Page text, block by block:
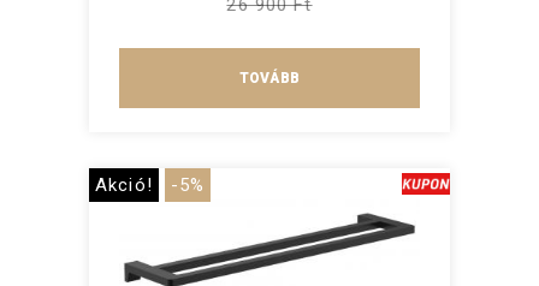
26 900 Ft
TOVÁBB
Akció! -5%